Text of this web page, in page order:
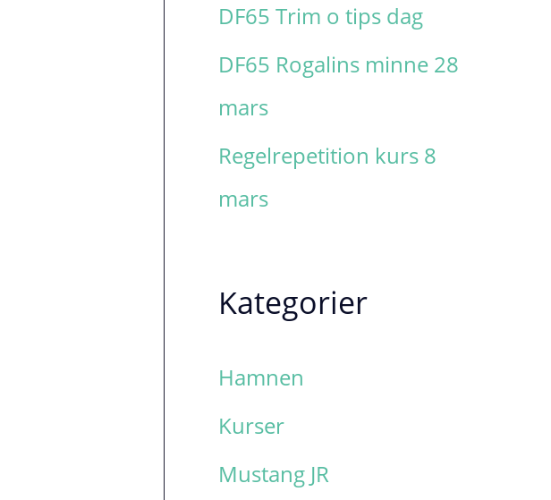
DF65 Trim o tips dag
DF65 Rogalins minne 28
mars
Regelrepetition kurs 8
mars
Kategorier
Hamnen
Kurser
Mustang JR